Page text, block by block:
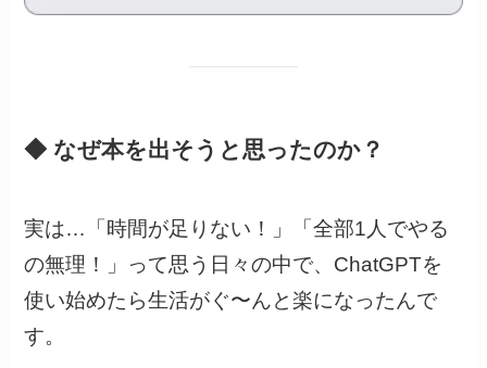
◆ なぜ本を出そうと思ったのか？
実は…「時間が足りない！」「全部1人でやる
の無理！」って思う日々の中で、ChatGPTを
使い始めたら生活がぐ〜んと楽になったんで
す。